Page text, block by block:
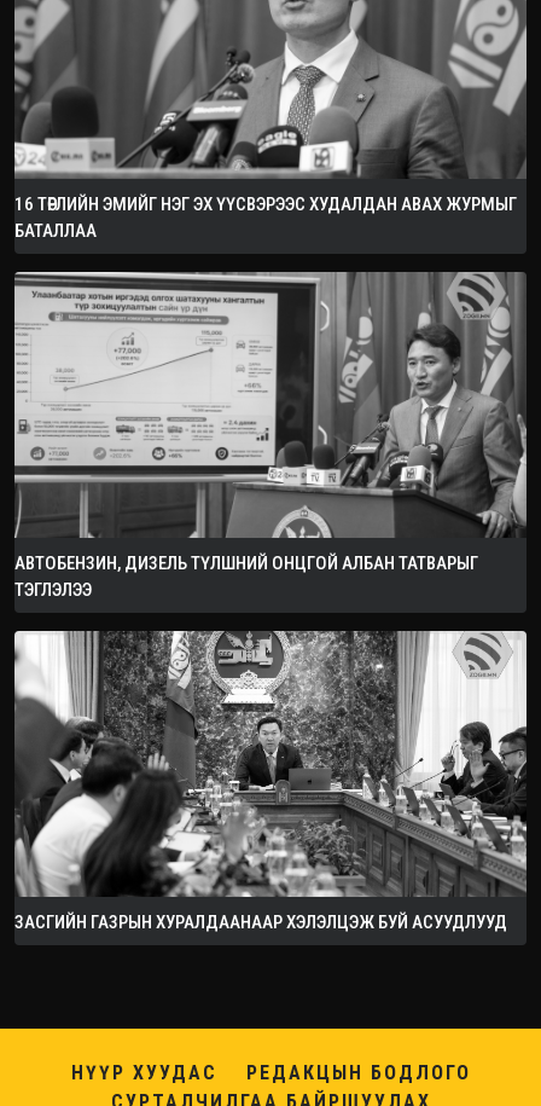
16 ТӨРЛИЙН ЭМИЙГ НЭГ ЭХ ҮҮСВЭРЭЭС ХУДАЛДАН АВАХ ЖУРМЫГ
БАТАЛЛАА
АВТОБЕНЗИН, ДИЗЕЛЬ ТҮЛШНИЙ ОНЦГОЙ АЛБАН ТАТВАРЫГ
ТЭГЛЭЛЭЭ
ЗАСГИЙН ГАЗРЫН ХУРАЛДААНААР ХЭЛЭЛЦЭЖ БУЙ АСУУДЛУУД
НҮҮР ХУУДАС
РЕДАКЦЫН БОДЛОГО